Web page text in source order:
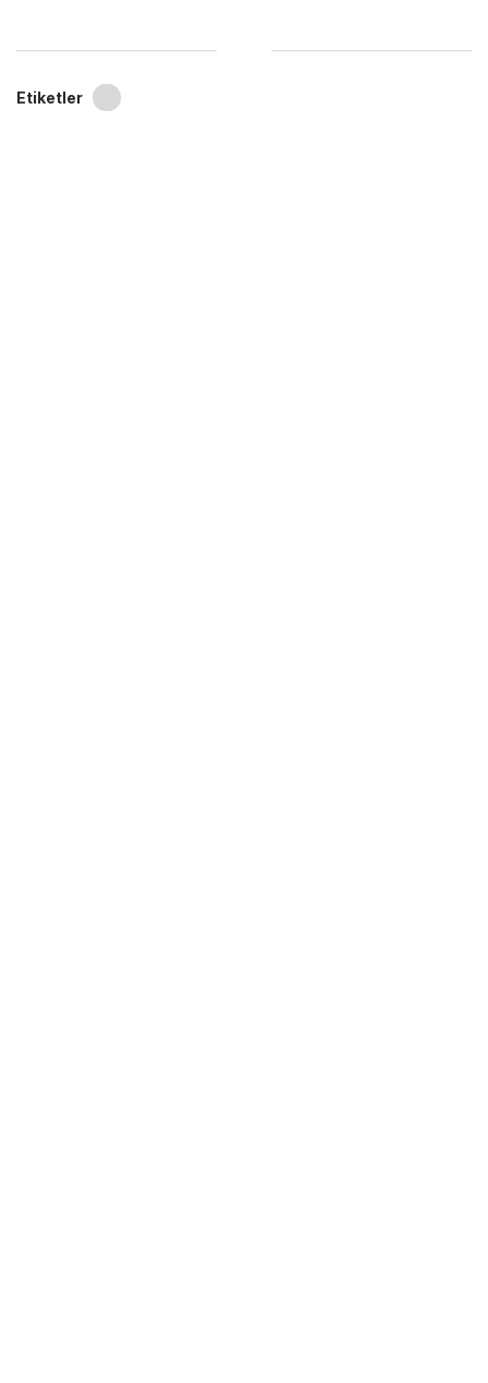
Etiketler